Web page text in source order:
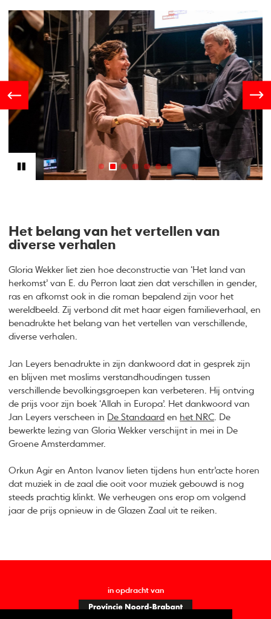
Het belang van het vertellen van
diverse verhalen
Gloria Wekker liet zien hoe deconstructie van ‘Het land van
herkomst’ van E. du Perron laat zien dat verschillen in gender,
ras en afkomst ook in die roman bepalend zijn voor het
wereldbeeld. Zij verbond dit met haar eigen familieverhaal, en
benadrukte het belang van het vertellen van verschillende,
diverse verhalen.
Jan Leyers benadrukte in zijn dankwoord dat in gesprek zijn
en blijven met moslims verstandhoudingen tussen
verschillende bevolkingsgroepen kan verbeteren. Hij ontving
de prijs voor zijn boek ‘Allah in Europa’. Het dankwoord van
Jan Leyers verscheen in
De Standaard en het NRC . De
bewerkte lezing van Gloria Wekker verschijnt in mei in De
Groene Amsterdammer.
Orkun Agir en Anton Ivanov lieten tijdens hun entr’acte horen
dat muziek in de zaal die ooit voor muziek gebouwd is nog
steeds prachtig klinkt. We verheugen ons erop om volgend
jaar de prijs opnieuw in de Glazen Zaal uit te reiken.
in opdracht van